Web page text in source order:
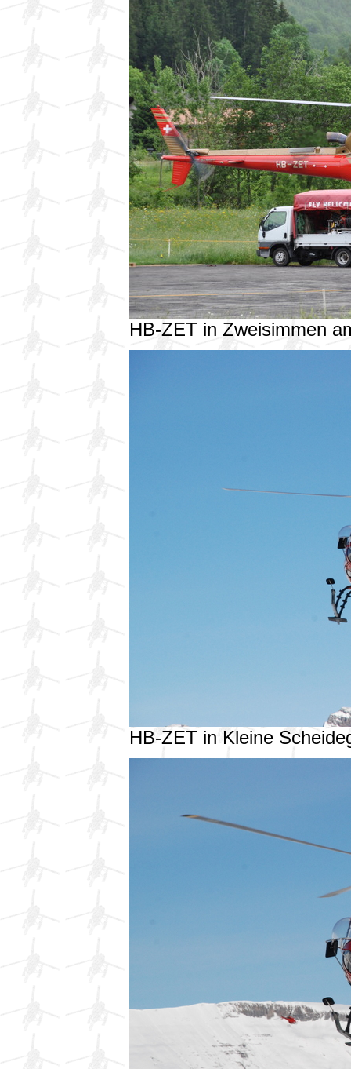
HB-ZET in Zweisimmen
HB-ZET in Kleine